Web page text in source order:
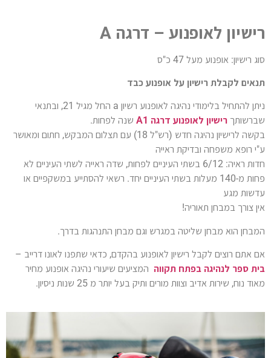
רישיון לאופנוע – דרגה A
סוג רישיון: אופנוע מעל 47 כ"ס
תנאים לקבלת רישיון על אופנוע כבד
ניתן להתחיל בלימודי נהיגה לאופנוע רשיון a החל מגיל 21, ובתנאי
שברשותך רישיון לאופנוע דרגה A1
שנה לפחות.
בקשה לרישיון נהיגה חדש (רש"ל 18) עם תצלום המבקש, חתום ומאושר
ע"י רופא משפחה ובדיקת ראייה
חדות ראיה: 6/12 בשתי העיניים לפחות, שדה ראייה לשתי העיניים לא
פחות מ-140 מעלות בשתי העיניים יחד. רשאי להסתייע במשקפיים או
עדשות מגע
אין צורך במבחן תאוריה!
המבחן הוא מבחן שליטה במגרש וגם מבחן התנהגות בדרך.
אם אתם רוצים לקבל רישיון לאופנוע בהקדם, כדאי שתפנו לאונו דרייב –
בית ספר לנהיגה בפתח תקווה המציעים שיעורי נהיגה אופנוע מחיר
מאוד נוח, שירות אדיב וצוות מורים ותיק בעל יותר מ 25 שנות ניסיון.